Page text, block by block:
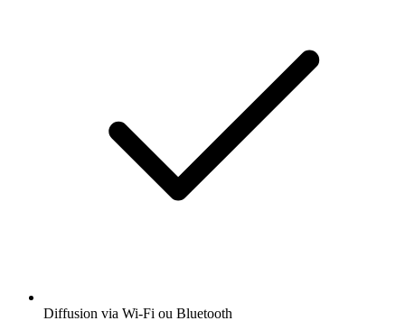
Diffusion via Wi-Fi ou Bluetooth